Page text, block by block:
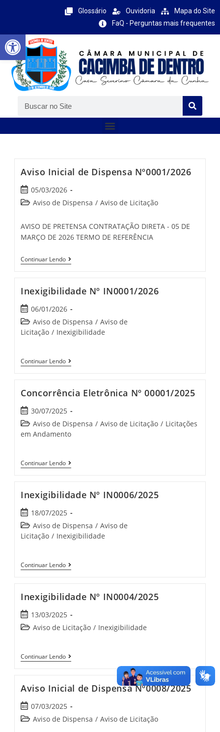
Barra de Ferramentas Aberta
Glossário Ouvidoria
Mapa do Site
FaQ - Perguntas mais frequentes
Aviso Inicial de Dispensa Nº0001/2026
05/03/2026
Aviso de Dispensa / Aviso de Licitação
AVISO DE PRETENSA CONTRATAÇÃO DIRETA - 05 DE
MARÇO DE 2026 TERMO DE REFERÊNCIA
Continuar Lendo
Inexigibilidade Nº IN0001/2026
06/01/2026
Aviso de Dispensa / Aviso de
Licitação / Inexigibilidade
Continuar Lendo
Concorrência Eletrônica Nº 00001/2025
30/07/2025
Aviso de Dispensa / Aviso de Licitação / Licitações
em Andamento
Continuar Lendo
Inexigibilidade Nº IN0006/2025
18/07/2025
Aviso de Dispensa / Aviso de
Licitação / Inexigibilidade
Continuar Lendo
Inexigibilidade Nº IN0004/2025
13/03/2025
Aviso de Licitação / Inexigibilidade
Continuar Lendo
Aviso Inicial de Dispensa Nº0008/2025
07/03/2025
Aviso de Dispensa / Aviso de Licitação